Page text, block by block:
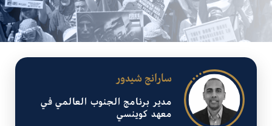
سارانج شيدور
مدير برنامج الجنوب العالمي في
معهد كوينسي